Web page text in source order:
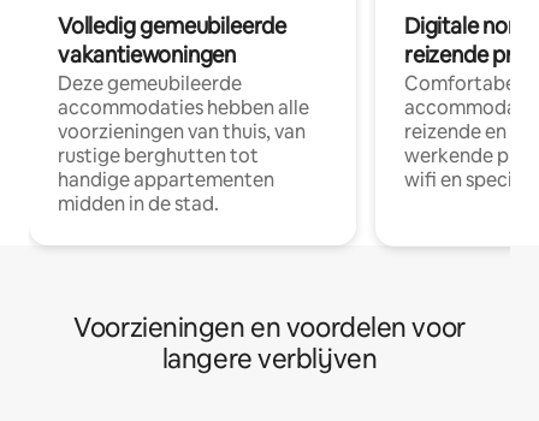
Volledig gemeubileerde
vakantiewoningen
Deze gemeubileerde
accommodaties hebben alle
voorzieningen van thuis, van
rustige berghutten tot
handige appartementen
midden in de stad.
Digitale
reizende
Comfortabele
reizende en
werkende
wifi en
Voorzieningen en voordelen voor
langere verblijven